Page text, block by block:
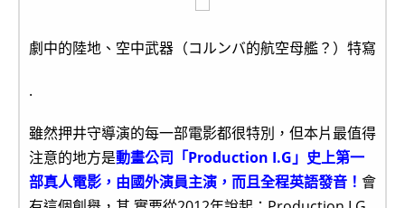
劇中的陸地、空中武器（コルンバ的航空母艦？）特寫
.
雖然押井守導演的每一部電影都很特別，但本片最值得
注意的地方是動畫公司「Production I.G」史上第一
部真人電影，由國外演員主演，而且全程英語發音！ 會